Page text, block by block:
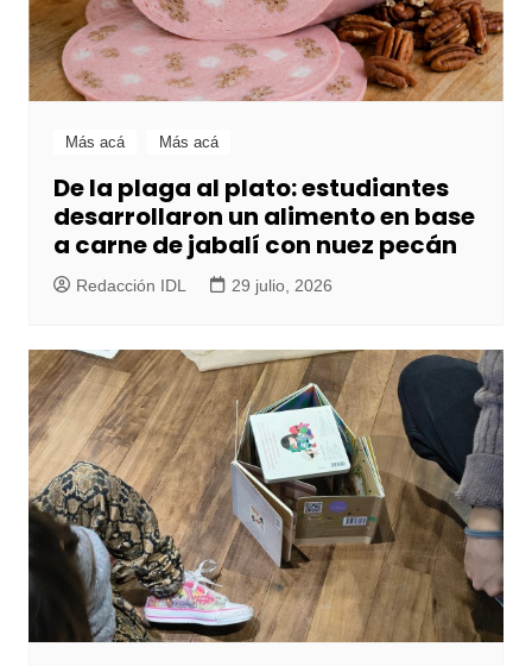
Más acá Más acá
De la plaga al plato: estudiantes
desarrollaron un alimento en base
a carne de jabalí con nuez pecán
Redacción IDL 29 julio, 2026